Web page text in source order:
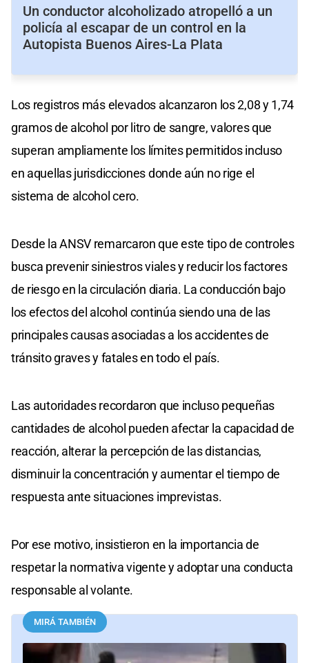
Un conductor alcoholizado atropelló a un
policía al escapar de un control en la
Autopista Buenos Aires-La Plata
Los registros más elevados alcanzaron los 2,08 y 1,74
gramos de alcohol por litro de sangre, valores que
superan ampliamente los límites permitidos incluso
en aquellas jurisdicciones donde aún no rige el
sistema de alcohol cero.
Desde la ANSV remarcaron que este tipo de controles
busca prevenir siniestros viales y reducir los factores
de riesgo en la circulación diaria. La conducción bajo
los efectos del alcohol continúa siendo una de las
principales causas asociadas a los accidentes de
tránsito graves y fatales en todo el país.
Las autoridades recordaron que incluso pequeñas
cantidades de alcohol pueden afectar la capacidad de
reacción, alterar la percepción de las distancias,
disminuir la concentración y aumentar el tiempo de
respuesta ante situaciones imprevistas.
Por ese motivo, insistieron en la importancia de
respetar la normativa vigente y adoptar una conducta
responsable al volante.
MIRÁ TAMBIÉN